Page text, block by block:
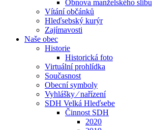
Obnova manželského slibu
Vítání občánků
Hleďsebský kurýr
Zajímavosti
Naše obec
Historie
Historická foto
Virtuální prohlídka
Současnost
Obecní symboly
Vyhlášky ⁄ nařízení
SDH Velká Hleďsebe
Činnost SDH
2020